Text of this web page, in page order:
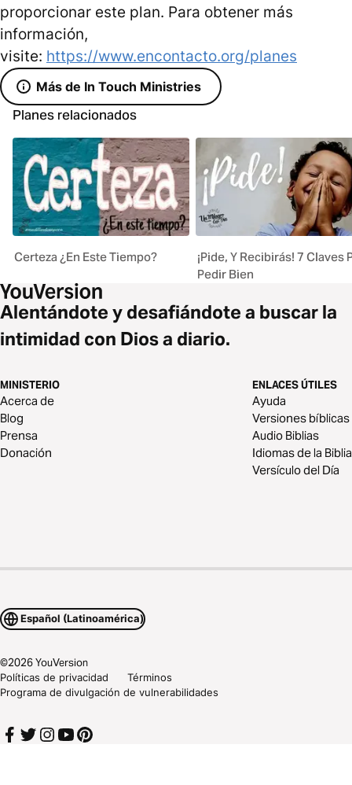
proporcionar este plan. Para obtener más
información,
visite: https://www.encontacto.org/planes
Más de In Touch Ministries
Planes relacionados
Certeza ¿En Este Tiempo?
¡Pide, Y Recibirás! 7 Claves
Pedir Bien
Alentándote y desafiándote a buscar la
intimidad con Dios a diario.
MINISTERIO
Acerca de
Blog
Prensa
Donación
ENLACES ÚTILES
Ayuda
Versiones bíblicas
Audio Biblias
Idiomas de la Biblia
Versículo del Día
Español (Latinoamérica)
©2026YouVersion
Políticas de privacidad
Términos
Programa de divulgación de vulnerabilidades